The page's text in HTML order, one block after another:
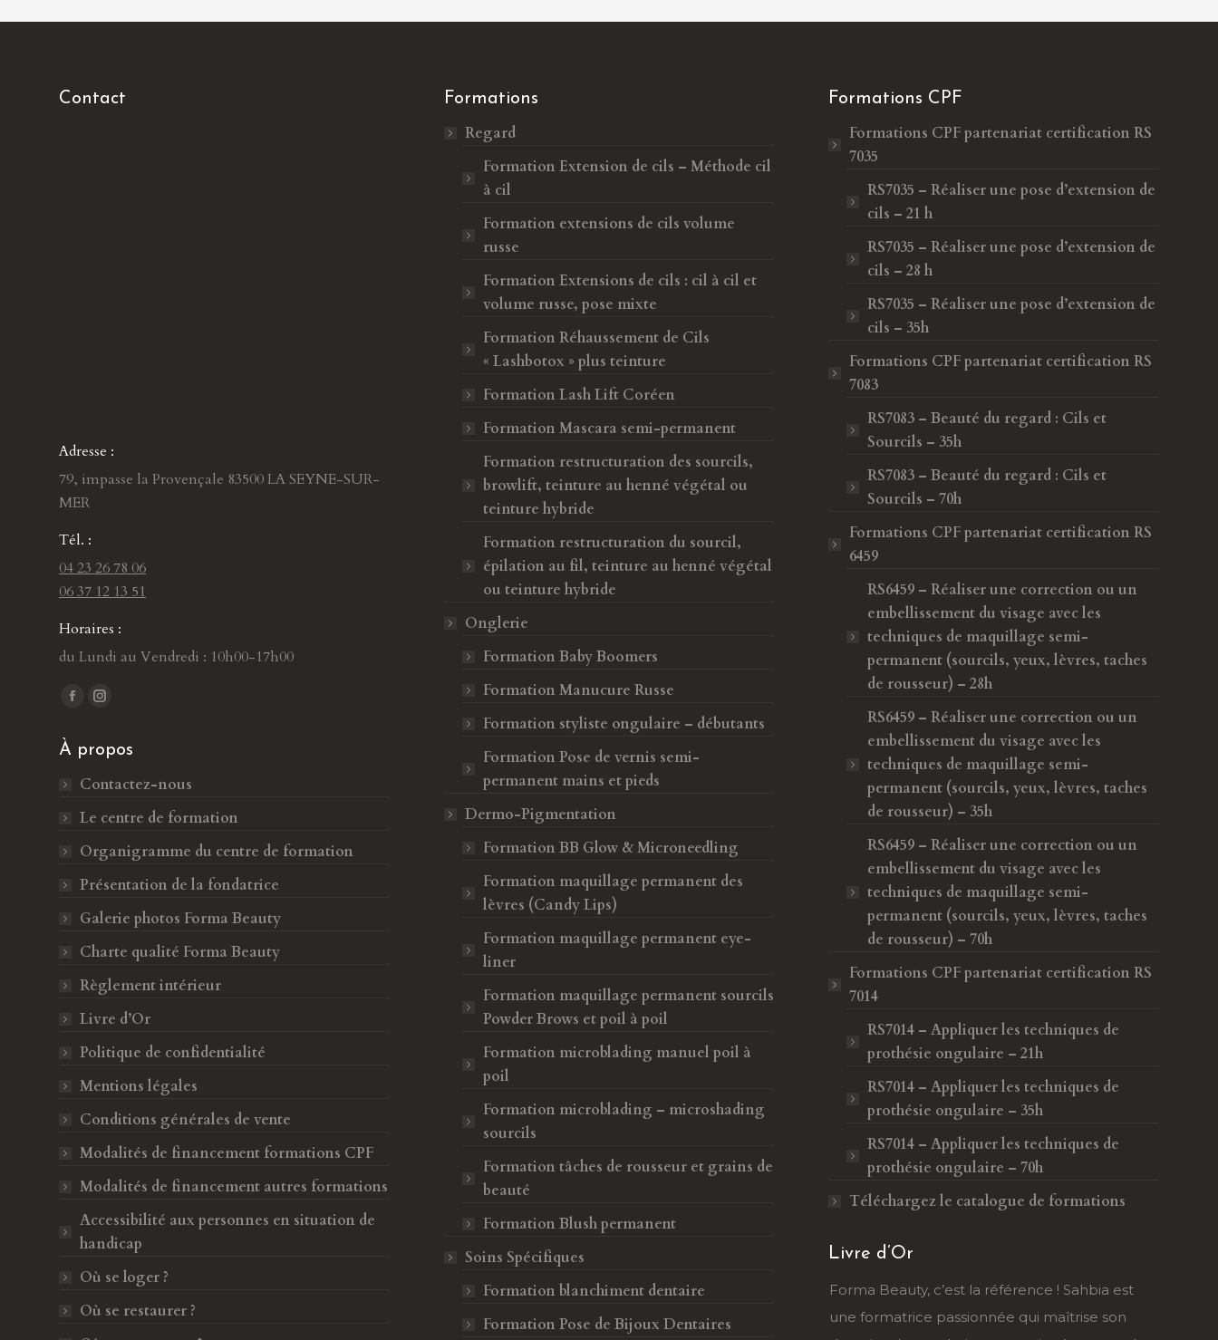
Contact
Adresse :
79, impasse la Provençale 83500 LA SEYNE-SUR-
MER
Tél. :
04 23 26 78 06
06 37 12 13 51
Horaires :
du Lundi au Vendredi : 10h00-17h00
Trouvez nous sur :
L
p
e
o
k
n
n
L
p
e
I
s
t
r
s
'
u
v
d
a
n
u
À propos
Contactez-nous
Le centre de formation
Organigramme du centre de formation
Présentation de la fondatrice
Galerie photos Forma Beauty
Charte qualité Forma Beauty
Règlement intérieur
Livre d’Or
Politique de confidentialité
Mentions légales
Conditions générales de vente
Modalités de financement formations CPF
Modalités de financement autres formations
Accessibilité aux personnes en situation de
handicap
Où se loger ?
Où se restaurer ?
Formations
Regard
Formation Extension de cils – Méthode cil
à cil
Formation extensions de cils volume
russe
Formation Extensions de cils : cil à cil et
volume russe, pose mixte
Formation Réhaussement de Cils
« Lashbotox » plus teinture
Formation Lash Lift Coréen
Formation Mascara semi-permanent
Formation restructuration des sourcils,
browlift, teinture au henné végétal ou
teinture hybride
Formation restructuration du sourcil,
épilation au fil, teinture au henné végétal
ou teinture hybride
Onglerie
Formation Baby Boomers
Formation Manucure Russe
Formation styliste ongulaire – débutants
Formation Pose de vernis semi-
permanent mains et pieds
Dermo-Pigmentation
Formation BB Glow & Microneedling
Formation maquillage permanent des
lèvres (Candy Lips)
Formation maquillage permanent eye-
liner
Formation maquillage permanent sourcils
Powder Brows et poil à poil
Formation microblading manuel poil à
poil
Formation microblading – microshading
sourcils
Formation tâches de rousseur et grains de
beauté
Formation Blush permanent
Soins Spécifiques
Formation blanchiment dentaire
Formation Pose de Bijoux Dentaires
Formations CPF
Formations CPFpartenariat certification RS
7035
RS7035 – Réaliser une pose d’extension de
cils – 21 h
RS7035 – Réaliser une pose d’extension de
cils – 28 h
RS7035 – Réaliser une pose d’extension de
cils – 35h
Formations CPFpartenariat certification RS
7083
RS7083 – Beauté du regard : Cils et
Sourcils – 35h
RS7083 – Beauté du regard : Cils et
Sourcils – 70h
Formations CPFpartenariat certification RS
6459
RS6459 – Réaliser une correction ou un
embellissement du visage avec les
techniques de maquillage semi-
permanent (sourcils, yeux, lèvres, taches
de rousseur) – 28h
RS6459 – Réaliser une correction ou un
embellissement du visage avec les
techniques de maquillage semi-
permanent (sourcils, yeux, lèvres, taches
de rousseur) – 35h
RS6459 – Réaliser une correction ou un
embellissement du visage avec les
techniques de maquillage semi-
permanent (sourcils, yeux, lèvres, taches
de rousseur) – 70h
Formations CPFpartenariat certification RS
7014
RS7014 – Appliquer les techniques de
prothésie ongulaire – 21h
RS7014 – Appliquer les techniques de
prothésie ongulaire – 35h
RS7014 – Appliquer les techniques de
prothésie ongulaire – 70h
Téléchargez le catalogue de formations
Livre d’Or
à Sarah et Forma Beauty. La
est très bien conçue, et
Je recommande fortement Forma Beauty !
Sahbia est une formatrice extraordinaire qui sait
Forma Beauty, c’est la référence ! Sahbia est
une formatrice passionnée qui maîtrise son
Je suis tellement reconnaissante envers
et Forma Beauty ! La formation microblading